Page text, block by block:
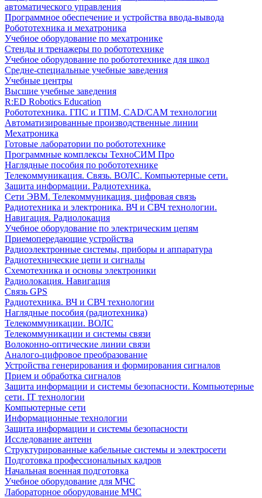
автоматического управления
Программное обеспечение и устройства ввода-вывода
Робототехника и мехатроника
Учебное оборудование по мехатронике
Стенды и тренажеры по робототехнике
Учебное оборудование по робототехнике для школ
Средне-специальные учебные заведения
Учебные центры
Высшие учебные заведения
R:ED Robotics Education
Робототехника. ГПС и ГПМ, CAD/CAM технологии
Автоматизированные производственные линии
Мехатроника
Готовые лаборатории по робототехнике
Программные комплексы ТехноСИМ Про
Наглядные пособия по робототехнике
Телекоммуникация. Связь. ВОЛС. Компьютерные сети.
Защита информации. Радиотехника.
Сети ЭВМ. Телекоммуникация, цифровая связь
Радиотехника и электроника. ВЧ и СВЧ технологии.
Навигация. Радиолокация
Учебное оборудование по электрическим цепям
Приемопередающие устройства
Радиоэлектронные системы, приборы и аппаратура
Радиотехнические цепи и сигналы
Схемотехника и основы электроники
Радиолокация. Навигация
Связь GPS
Радиотехника. ВЧ и СВЧ технологии
Наглядные пособия (радиотехника)
Телекоммуникации. ВОЛС
Телекоммуникации и системы связи
Волоконно-оптические линии связи
Аналого-цифровое преобразование
Устройства генерирования и формирования сигналов
Прием и обработка сигналов
Защита информации и системы безопасности. Компьютерные
сети. IT технологии
Компьютерные сети
Информационные технологии
Защита информации и системы безопасности
Исследование антенн
Структурированные кабельные системы и электросети
Подготовка профессиональных кадров
Начальная военная подготовка
Учебное оборудование для МЧС
Лабораторное оборудование МЧС